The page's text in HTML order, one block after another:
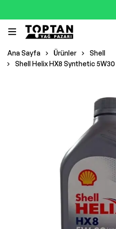
Ana Sayfa Ürünler
Shell
Shell Helix HX8 Synthetic